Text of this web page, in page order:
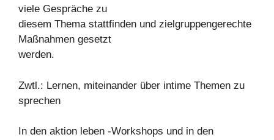
viele Gespräche zu
diesem Thema stattfinden und zielgruppengerechte
Maßnahmen gesetzt
werden.
Zwtl.: Lernen, miteinander über intime Themen zu
sprechen
In den aktion leben -Workshops und in den